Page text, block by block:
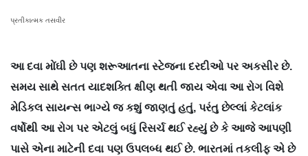
પ્રતીકાત્મક તસવીર
આ દવા મોંઘી છે પણ શરૂઆતના સ્ટેજના દરદીઓ પર અકસીર છે.
સમય સાથે સતત યાદશક્તિ ક્ષીણ થતી જાય એવા આ રોગ વિશે
મેડિકલ સાયન્સ ભાગ્યે જ કશું જાણતું હતું, પરંતુ છેલ્લાં કેટલાંક
વર્ષોથી આ રોગ પર એટલું બધું રિસર્ચ થઈ રહ્યું છે કે આજે આપણી
પાસે એના માટેની દવા પણ ઉપલબ્ધ થઈ છે. ભારતમાં તકલીફ એ છે